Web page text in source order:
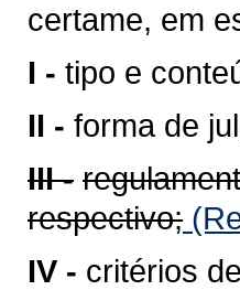
certame, em
I - tipo e
II - forma de
III -
respectivo;
IV - critérios